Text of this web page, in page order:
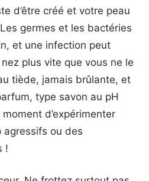
d’être créé et votre peau
germes et les bactéries
et une infection peut
plus vite que vous ne le
tiède, jamais brûlante, et
type savon au pH
d’expérimenter
agressifs ou des
!